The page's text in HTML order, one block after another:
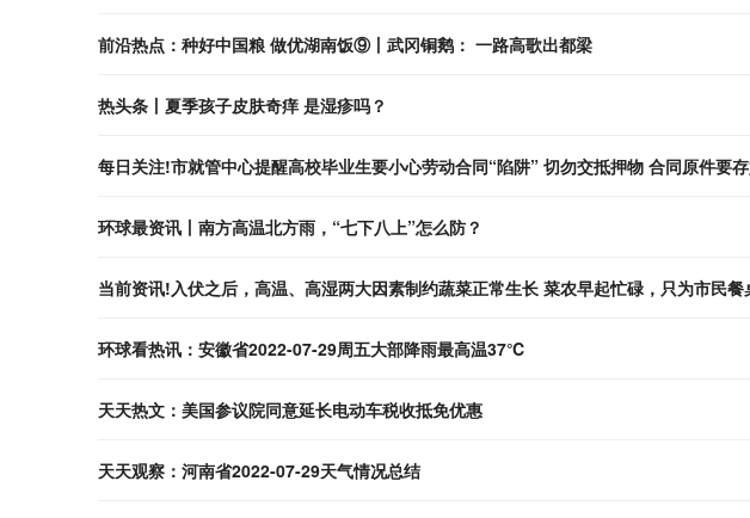
前沿热点：种好中国粮 做优湖南饭⑨丨武冈铜鹅： 一路高歌出都梁
热头条丨夏季孩子皮肤奇痒 是湿疹吗？
每日关注!市就管中心提醒高校毕业生要小心劳动合同“陷阱” 切勿交抵押物 合同原件要
环球最资讯丨南方高温北方雨，“七下八上”怎么防？
当前资讯!入伏之后，高温、高湿两大因素制约蔬菜正常生长 菜农早起忙碌，只为市民餐
环球看热讯：安徽省2022-07-29周五大部降雨最高温37℃
天天热文：美国参议院同意延长电动车税收抵免优惠
天天观察：河南省2022-07-29天气情况总结